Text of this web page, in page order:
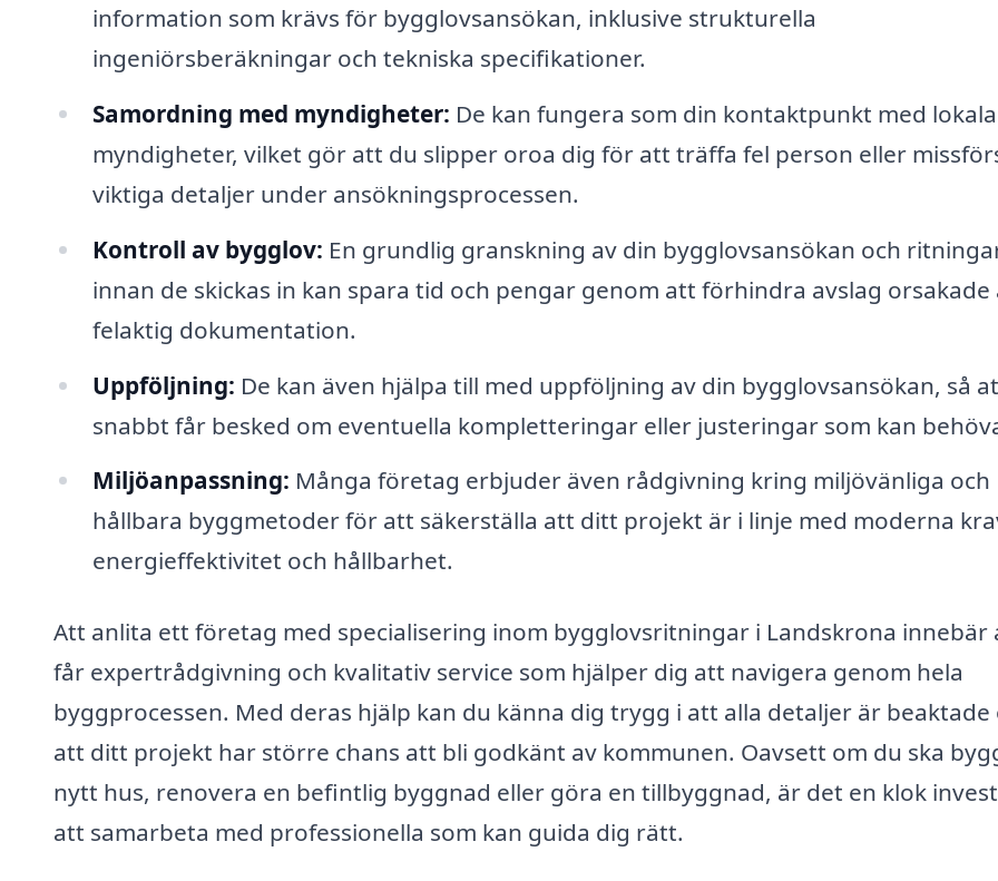
information som krävs för bygglovsansökan, inklusive strukturella
ingeniörsberäkningar och tekniska specifikationer.
Samordning med myndigheter: De kan fungera som din kontaktpunkt med lokala
myndigheter, vilket gör att du slipper oroa dig för att träffa fel person eller
viktiga detaljer under ansökningsprocessen.
Kontroll av bygglov: En grundlig granskning av din bygglovsansökan och
innan de skickas in kan spara tid och pengar genom att förhindra avslag orsakade
felaktig dokumentation.
Uppföljning: De kan även hjälpa till med uppföljning av din bygglovsansökan, så
snabbt får besked om eventuella kompletteringar eller justeringar som kan
Miljöanpassning: Många företag erbjuder även rådgivning kring miljövänliga och
hållbara byggmetoder för att säkerställa att ditt projekt är i linje med moderna
energieffektivitet och hållbarhet.
Att anlita ett företag med specialisering inom bygglovsritningar i Landskrona innebär
får expertrådgivning och kvalitativ service som hjälper dig att navigera genom hela
byggprocessen. Med deras hjälp kan du känna dig trygg i att alla detaljer är beaktade
att ditt projekt har större chans att bli godkänt av kommunen. Oavsett om du ska
nytt hus, renovera en befintlig byggnad eller göra en tillbyggnad, är det en klok
att samarbeta med professionella som kan guida dig rätt.